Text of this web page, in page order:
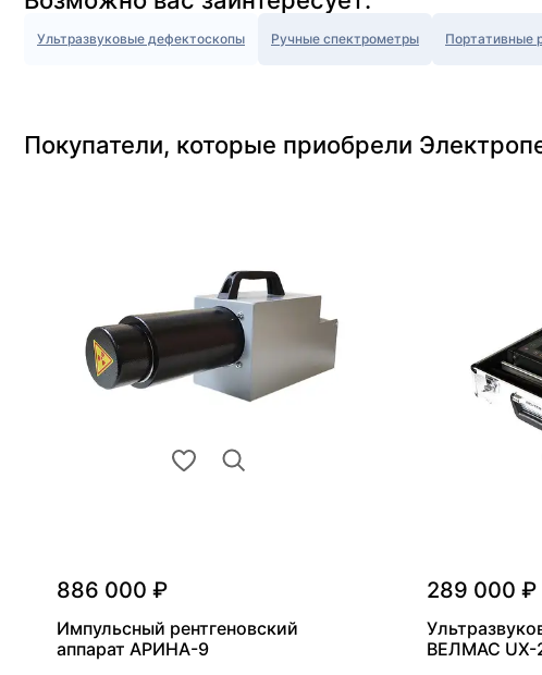
Ультразвуковые дефектоскопы Ручные спектрометры Портативные
Покупатели, которые приобрели
886 000 ₽
Импульсный рентгеновский
аппарат АРИНА-9
289 000 ₽
ВЕЛМАС UX-